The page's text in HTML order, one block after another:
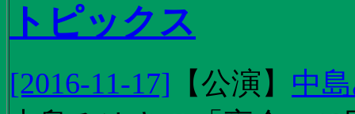
トピックス
[2016-11-17] 【公演 】 中